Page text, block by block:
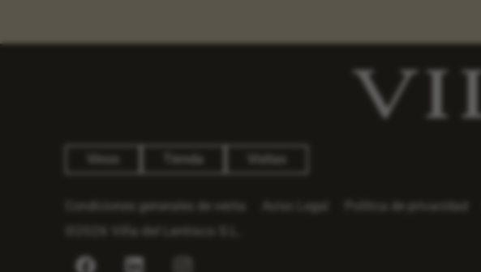
Vinos Tienda Visitas
Condiciones generales de venta Aviso Legal Política de privacidad
©2026 Viña del Lentisco S.L.